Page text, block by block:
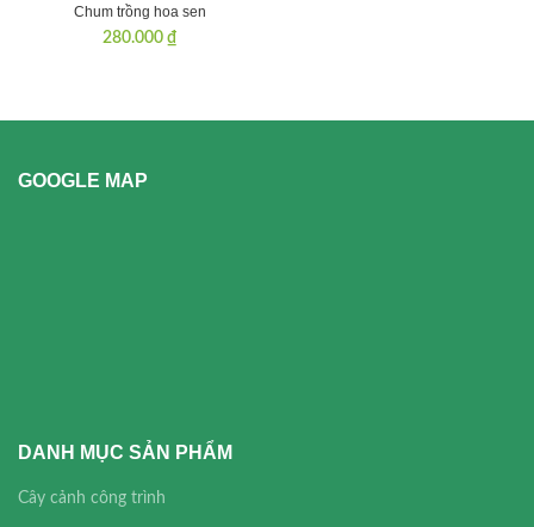
Chum trồng hoa sen
280.000 ₫
GOOGLE MAP
DANH MỤC SẢN PHẨM
Cây cảnh công trình